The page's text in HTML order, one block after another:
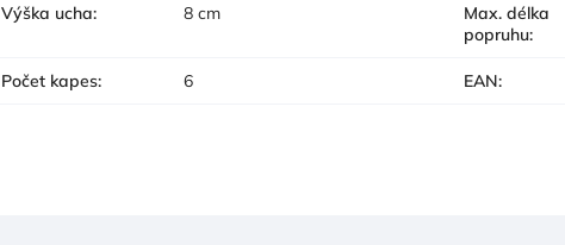
Výška ucha: 8 cm
Max. délka
popruhu:
Počet kapes: 6 EAN: